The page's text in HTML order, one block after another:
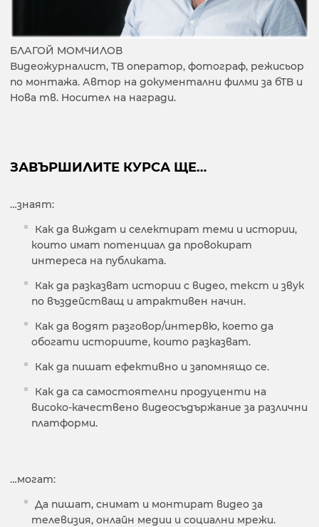
БЛАГОЙ МОМЧИЛОВ
Видеожурналист, ТВ оператор, фотограф, режисьор
по монтажа. Автор на документални филми за бТВ и
Нова тв. Носител на награди.
ЗАВЪРШИЛИТЕ КУРСА ЩЕ…
…знаят:
Как да виждат и селектират теми и истории,
които имат потенциал да провокират
интереса на публиката.
Как да разказват истории с видео, текст и звук
по въздействащ и атрактивен начин.
Как да водят разговор/интервю, което да
обогати историите, които разказват.
Как да пишат ефективно и запомнящо се.
Как да са самостоятелни продуценти на
високо-качествено видеосъдържание за различни
платформи.
…могат:
Да пишат, снимат и монтират видео за
телевизия, онлайн медии и социални мрежи.